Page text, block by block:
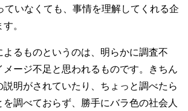
ていなくても、事情を理解してくれる企
。
るものというのは、明らかに調査不
ージ不足と思われるものです。きちん
説明がされていたり、ちょっと調べたら
調べておらず、勝手にバラ色の社会人